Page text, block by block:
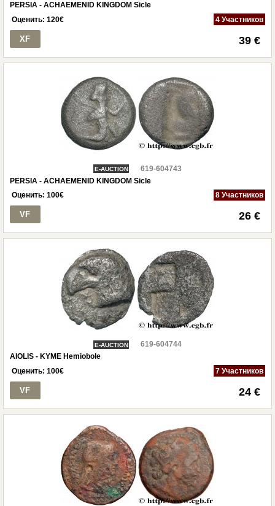
PERSIA - ACHAEMENID KINGDOM Sicle
Оценить: 120€ 4 Участников
XF 39 €
E-AUCTION
619-604743
PERSIA - ACHAEMENID KINGDOM Sicle
Оценить: 100€ 8 Участников
VF 26 €
E-AUCTION
619-604744
AIOLIS - KYME Hemiobole
Оценить: 100€ 7 Участников
VF 24 €